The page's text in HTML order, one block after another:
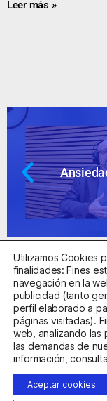
Leer más »
Centro
Aviso Legal
Clínica de la
Utilizamos Cookies
finalidades: Fines
navegación en la
publicidad (tanto
perfil elaborado a
páginas visitadas).
web, analizando las
las demandas de
información,
Aceptar cookies